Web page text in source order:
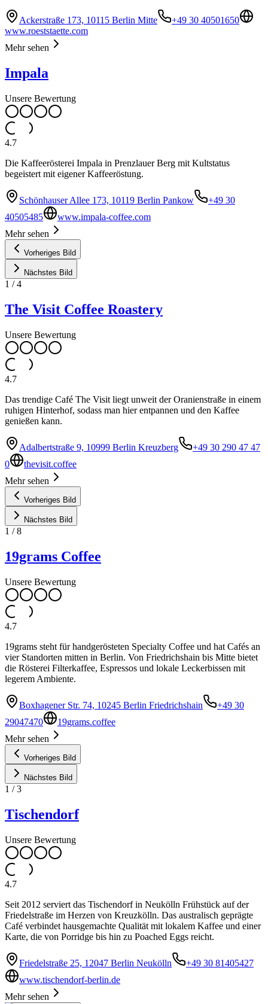
Ackerstraße 173, 10115 Berlin Mitte
+49 30 40501650
www.roeststaette.com
Mehr sehen
Impala
Unsere Bewertung
4.7
Die Kaffeerösterei Impala in Prenzlauer Berg mit Kultstatus
begeistert mit eigener Kaffeeröstung.
Schönhauser Allee 173, 10119 Berlin Pankow
+49 30
40505485
www.impala-coffee.com
Mehr sehen
Vorheriges Bild
Nächstes Bild
1 /4
The Visit Coffee Roastery
Unsere Bewertung
4.7
Das trendige Café The Visit liegt unweit der Oranienstraße in einem
ruhigen Hinterhof, sodass man hier entpannen und den Kaffee
genießen kann.
Adalbertstraße 9, 10999 Berlin Kreuzberg
+49 30 290 47 47
0
thevisit.coffee
Mehr sehen
Vorheriges Bild
Nächstes Bild
1 /8
19grams Coffee
Unsere Bewertung
4.7
19grams steht für handgerösteten Specialty Coffee und hat Cafés an
vier Standorten mitten in Berlin. Von Friedrichshain bis Mitte bietet
die Rösterei Filterkaffee, Espressos und lokale Leckerbissen mit
legerem Ambiente.
Boxhagener Str. 74, 10245 Berlin Friedrichshain
+49 30
29047470
19grams.coffee
Mehr sehen
Vorheriges Bild
Nächstes Bild
1 /3
Tischendorf
Unsere Bewertung
4.7
Seit 2012 serviert das Tischendorf in Neukölln Frühstück auf der
Friedelstraße im Herzen von Kreuzkölln. Das australisch geprägte
Café verbindet hausgemachte Qualität mit lokalem Kaffee und einer
Karte, die von Porridge bis hin zu Poached Eggs reicht.
Friedelstraße 25, 12047 Berlin Neukölln
+49 30 81405427
www.tischendorf-berlin.de
Mehr sehen